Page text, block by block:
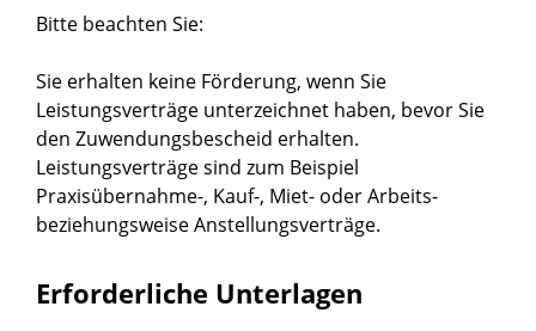
Bitte beachten Sie:
Sie erhalten keine Förderung, wenn Sie
Leistungsverträge unterzeichnet haben, bevor Sie
den Zuwendungsbescheid erhalten.
Leistungsverträge sind zum Beispiel
Praxisübernahme-, Kauf-, Miet- oder Arbeits-
beziehungsweise Anstellungsverträge.
Erforderliche Unterlagen